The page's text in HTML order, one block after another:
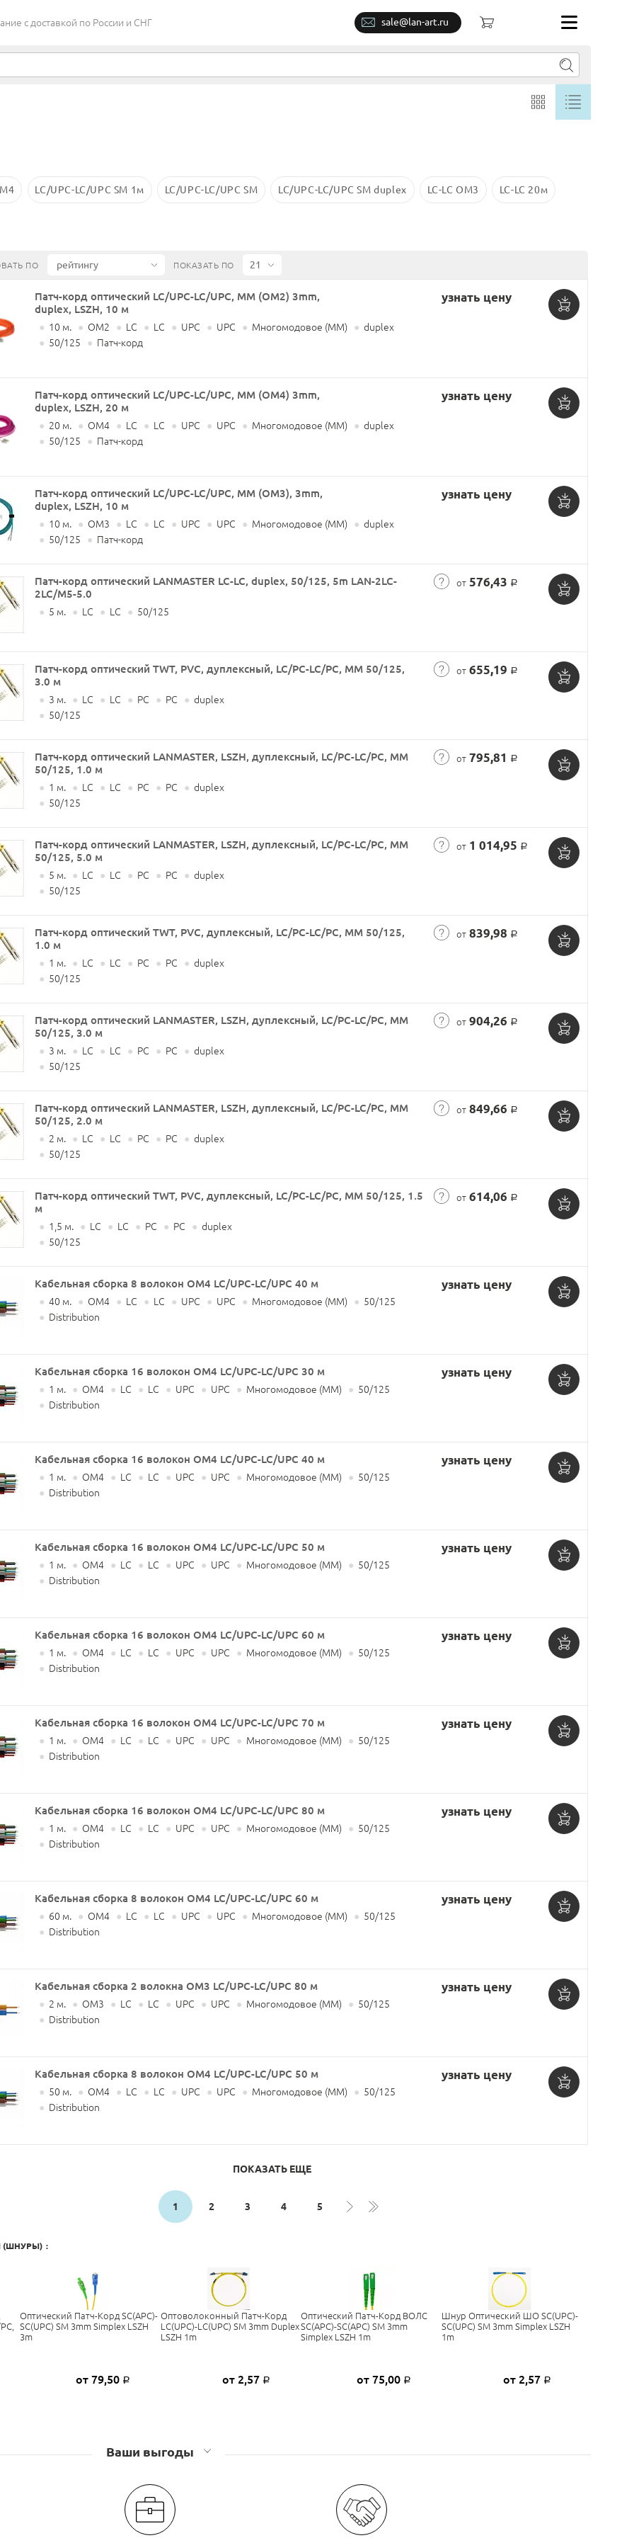
c доставкой по России и СНГ sale@lan-art.ru
LC/UPC-LC/UPC SM 1м LC/UPC-LC/UPC SM LC/UPC-LC/UPC SM duplex LC-LC OM3 LC-LC 20м
ПО ПОКАЗАТЬ ПО
Патч-корд оптический LC/UPC-LC/UPC, MM (OM2) 3mm,
duplex, LSZH, 10 м
узнать цену
● 10 м. ● OM2 ● LC ● LC ● UPC ● UPC ● Многомодовое (MM) ● duplex
● 50/125 ● Патч-корд
Патч-корд оптический LC/UPC-LC/UPC, MM (OM4) 3mm,
duplex, LSZH, 20 м
узнать цену
● 20 м. ● OM4 ● LC ● LC ● UPC ● UPC ● Многомодовое (MM) ● duplex
● 50/125 ● Патч-корд
Патч-корд оптический LC/UPC-LC/UPC, MM (OM3), 3mm,
duplex, LSZH, 10 м
узнать цену
● 10 м. ● OM3 ● LC ● LC ● UPC ● UPC ● Многомодовое (MM) ● duplex
● 50/125 ● Патч-корд
Патч-корд оптический LANMASTER LC-LC, duplex, 50/125, 5m LAN-2LC-
2LC/M5-5.0
от 576,43 Р
● 5 м. ● LC ● LC ● 50/125
Патч-корд оптический TWT, PVC, дуплексный, LC/PC-LC/PC, MM 50/125,
3.0 м
от 655,19 Р
● 3 м. ● LC ● LC ● PC ● PC ● duplex
● 50/125
Патч-корд оптический LANMASTER, LSZH, дуплексный, LC/PC-LC/PC, MM
50/125, 1.0 м
от 795,81 Р
● 1 м. ● LC ● LC ● PC ● PC ● duplex
● 50/125
Патч-корд оптический LANMASTER, LSZH, дуплексный, LC/PC-LC/PC, MM
50/125, 5.0 м
от 1 014,95 Р
● 5 м. ● LC ● LC ● PC ● PC ● duplex
● 50/125
Патч-корд оптический TWT, PVC, дуплексный, LC/PC-LC/PC, MM 50/125,
1.0 м
от 839,98 Р
● 1 м. ● LC ● LC ● PC ● PC ● duplex
● 50/125
Патч-корд оптический LANMASTER, LSZH, дуплексный, LC/PC-LC/PC, MM
50/125, 3.0 м
от 904,26 Р
● 3 м. ● LC ● LC ● PC ● PC ● duplex
● 50/125
Патч-корд оптический LANMASTER, LSZH, дуплексный, LC/PC-LC/PC, MM
50/125, 2.0 м
от 849,66 Р
● 2 м. ● LC ● LC ● PC ● PC ● duplex
● 50/125
Патч-корд оптический TWT, PVC, дуплексный, LC/PC-LC/PC, MM 50/125, 1.5
м
от 614,06 Р
● 1,5 м. ● LC ● LC ● PC ● PC ● duplex
● 50/125
Кабельная сборка 8 волокон OM4 LC/UPC-LC/UPC 40 м узнать цену
● 40 м. ● OM4 ● LC ● LC ● UPC ● UPC ● Многомодовое (MM) ● 50/125
● Distribution
Кабельная сборка 16 волокон OM4 LC/UPC-LC/UPC 30 м узнать цену
● 1 м. ● OM4 ● LC ● LC ● UPC ● UPC ● Многомодовое (MM) ● 50/125
● Distribution
Кабельная сборка 16 волокон OM4 LC/UPC-LC/UPC 40 м узнать цену
● 1 м. ● OM4 ● LC ● LC ● UPC ● UPC ● Многомодовое (MM) ● 50/125
● Distribution
Кабельная сборка 16 волокон OM4 LC/UPC-LC/UPC 50 м узнать цену
● 1 м. ● OM4 ● LC ● LC ● UPC ● UPC ● Многомодовое (MM) ● 50/125
● Distribution
Кабельная сборка 16 волокон OM4 LC/UPC-LC/UPC 60 м узнать цену
● 1 м. ● OM4 ● LC ● LC ● UPC ● UPC ● Многомодовое (MM) ● 50/125
● Distribution
Кабельная сборка 16 волокон OM4 LC/UPC-LC/UPC 70 м узнать цену
● 1 м. ● OM4 ● LC ● LC ● UPC ● UPC ● Многомодовое (MM) ● 50/125
● Distribution
Кабельная сборка 16 волокон OM4 LC/UPC-LC/UPC 80 м узнать цену
● 1 м. ● OM4 ● LC ● LC ● UPC ● UPC ● Многомодовое (MM) ● 50/125
● Distribution
Кабельная сборка 8 волокон OM4 LC/UPC-LC/UPC 60 м узнать цену
● 60 м. ● OM4 ● LC ● LC ● UPC ● UPC ● Многомодовое (MM) ● 50/125
● Distribution
Кабельная сборка 2 волокна OM3 LC/UPC-LC/UPC 80 м узнать цену
● 2 м. ● OM3 ● LC ● LC ● UPC ● UPC ● Многомодовое (MM) ● 50/125
● Distribution
Кабельная сборка 8 волокон OM4 LC/UPC-LC/UPC 50 м узнать цену
● 50 м. ● OM4 ● LC ● LC ● UPC ● UPC ● Многомодовое (MM) ● 50/125
● Distribution
ПОКАЗАТЬ ЕЩЕ
1 2 3 4 5
(ШНУРЫ) :
Оптический Патч-Корд SC(APC)-
SC(UPC) SM 3mm Simplex LSZH
3m
от 79,50 Р
Оптоволоконный Патч-Корд
LC(UPC)-LC(UPC) SM 3mm Duplex
LSZH 1m
от 2,57 Р
Оптический Патч-Корд ВОЛС
SC(APC)-SC(APC) SM 3mm
Simplex LSZH 1m
от 75,00 Р
Шнур Оптический ШО SC(UPC)-
SC(UPC) SM 3mm Simplex LSZH
1m
от 2,57 Р
Ваши выгоды